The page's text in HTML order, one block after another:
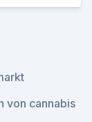
von cannabis